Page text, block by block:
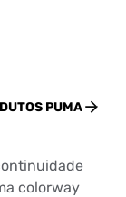
PUMA
colorway